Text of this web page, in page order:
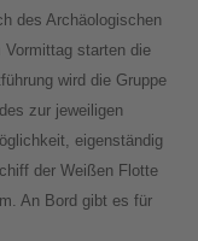
des Archäologischen
starten die
wird die Gruppe
zur jeweiligen
eigenständig
der Weißen Flotte
An Bord gibt es für